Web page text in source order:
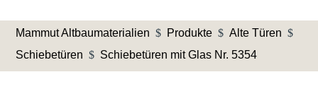
Mammut Altbaumaterialien $ Produkte $ Alte Türen $
Schiebetüren $ Schiebetüren mit Glas Nr. 5354